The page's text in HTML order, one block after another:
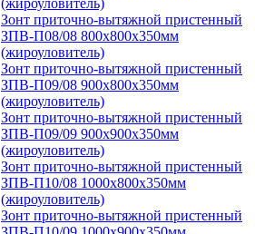
(жироуловитель)
Зонт приточно-вытяжной пристенный
ЗПВ-П08/08 800х800х350мм
(жироуловитель)
Зонт приточно-вытяжной пристенный
ЗПВ-П09/08 900х800х350мм
(жироуловитель)
Зонт приточно-вытяжной пристенный
ЗПВ-П09/09 900х900х350мм
(жироуловитель)
Зонт приточно-вытяжной пристенный
ЗПВ-П10/08 1000х800х350мм
(жироуловитель)
Зонт приточно-вытяжной пристенный